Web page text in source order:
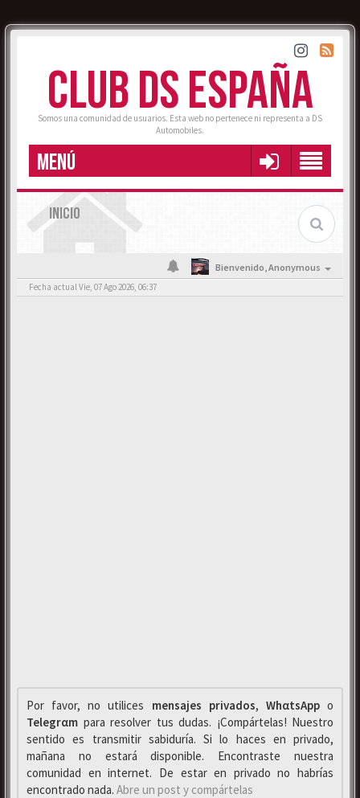
CLUB DS ESPAÑA
Somos una comunidad de usuarios. Esta web no pertenece ni representa a DS
Automobiles.
MENÚ
INICIO
Bienvenido,Anonymous
Fecha actual Vie, 07 Ago 2026, 06:37
Por favor, no utilices mensajes privados, WhαtsAppo
Telegrαm para resolver tus dudas. ¡Compártelas! Nuestro
sentido es transmitir sabiduría. Si lo haces en privado,
mañana no estará disponible. Encontraste nuestra
comunidad en internet. De estar en privado no habrías
encontrado nada. Abre un post y compártelas